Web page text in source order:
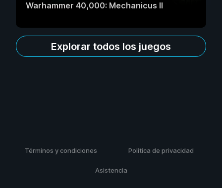
Warhammer 40,000: Mechanicus II
Explorar todos los juegos
Términos y condiciones Politica de privacidad
Asistencia